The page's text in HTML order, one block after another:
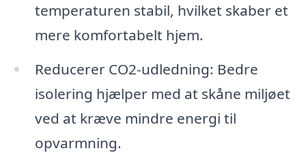
temperaturen stabil, hvilket skaber et
mere komfortabelt hjem.
Reducerer CO2-udledning: Bedre
isolering hjælper med at skåne miljøet
ved at kræve mindre energi til
opvarmning.